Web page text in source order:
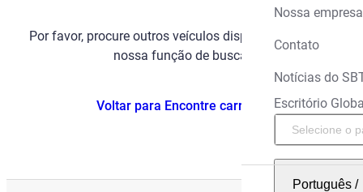
Nossa empresa
Contato
Notícias do
Escritório
Português/
Por favor, procure outros veículos disponíveis usando
nossa função de busca.
Voltar para Encontre carros